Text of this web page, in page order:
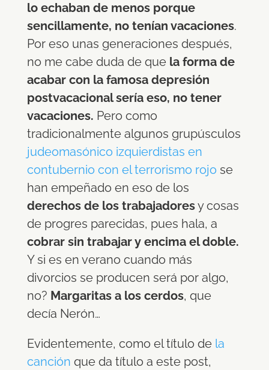
lo echaban de menos porque
sencillamente, no tenían vacaciones.
Por eso unas generaciones después,
no me cabe duda de que la forma de
acabar con la famosa depresión
postvacacional sería eso, no tener
vacaciones. Pero como
tradicionalmente algunos grupúsculos
judeomasónico izquierdistas en
contubernio con el terrorismo rojo se
han empeñado en eso de los
derechos de los trabajadoresy cosas
de progres parecidas, pues hala, a
cobrar sin trabajar y encima el doble.
Y si es en verano cuando más
divorcios se producen será por algo,
no? Margaritas a los cerdos, que
decía Nerón…
Evidentemente, como el título de la
canción que da título a este post,